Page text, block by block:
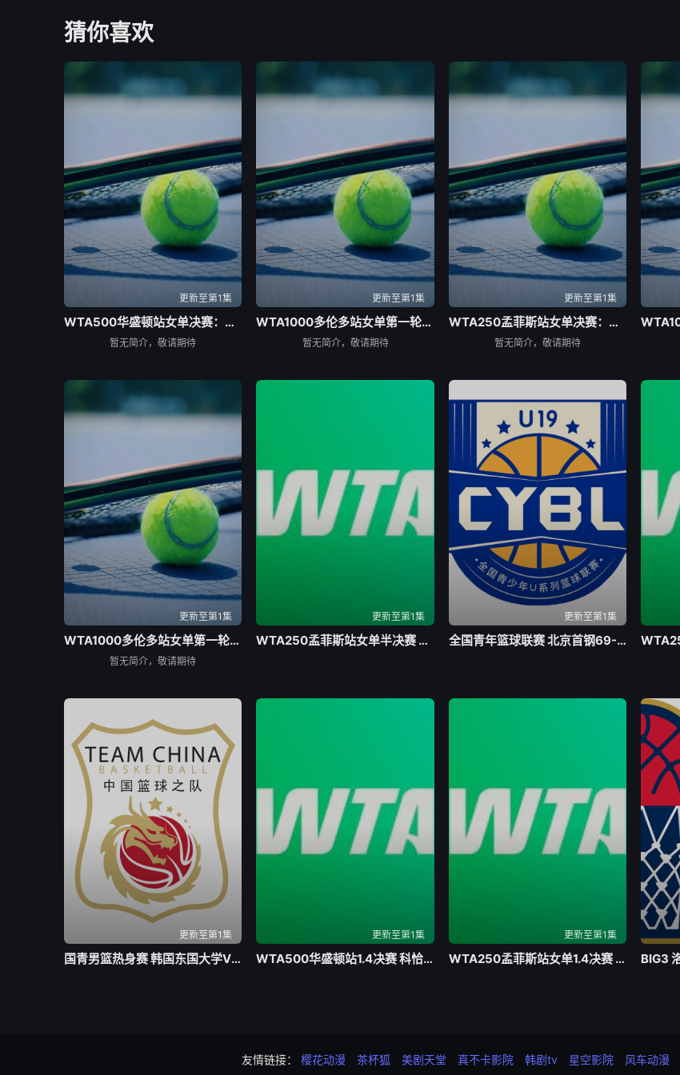
猜你喜欢
更新至第1集
WTA500华盛顿站女单决赛：佩古拉VS伊埃拉
暂无简介，敬请期待
更新至第1集
WTA1000多伦多站女单第一轮：马里诺VS森梅兹
暂无简介，敬请期待
更新至第1集
WTA250孟菲斯站女单决赛：柳托娃VS维德曼诺娃
暂无简介，敬请期待
更新至第1集
WTA1000多伦多站女单第一轮：王欣瑜VS卡萨金娜
暂无简介，敬请期待
更新至第1集
WTA250孟菲斯站女单半决赛 维德曼诺娃2-0扎拉祖阿20260802
更新至第1集
全国青年篮球联赛 北京首钢69-62四川锦城20260803
更新至第1集
国青男篮热身赛 韩国东国大学VS加拿大大卫安篮球学院20260802
更新至第1集
WTA500华盛顿站1.4决赛 科恰雷托1-2大坂直美20260801
更新至第1集
WTA250孟菲斯站女单1.4决赛 卡列娃2-1斯特恩斯20260801
友情链接： 樱花动漫 茶杯狐 美剧天堂 真不卡影院 韩剧tv 星空影院 风车动漫